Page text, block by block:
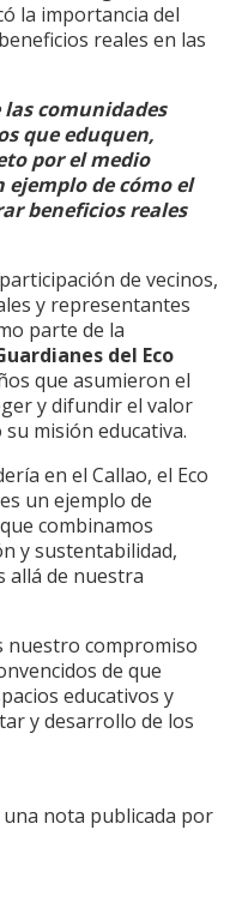
la importancia del
reales en las
las comunidades
que eduquen,
por el medio
ejemplo de cómo el
beneficios reales
de vecinos,
y representantes
parte de la
del Eco
que asumieron el
y difundir el valor
misión educativa.
en el Callao, el Eco
un ejemplo de
combinamos
y sustentabilidad,
allá de nuestra
nuestro compromiso
de que
educativos y
y desarrollo de los
nota publicada por